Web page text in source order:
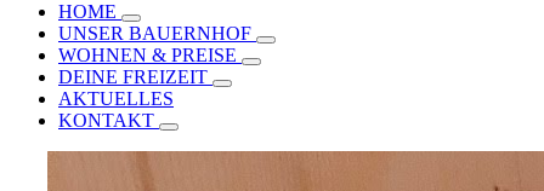
HOME
UNSER BAUERNHOF
WOHNEN & PREISE
DEINE FREIZEIT
AKTUELLES
KONTAKT